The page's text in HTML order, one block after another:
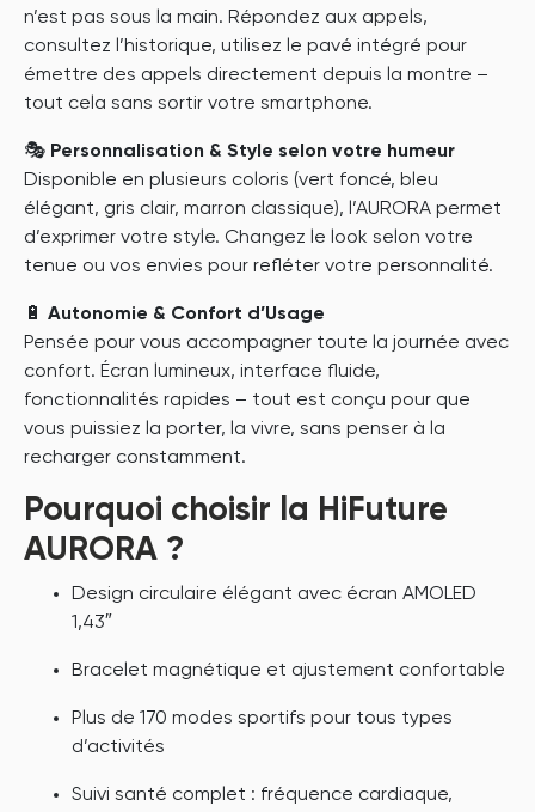
n’est pas sous la main. Répondez aux appels,
consultez l’historique, utilisez le pavé intégré pour
émettre des appels directement depuis la montre –
tout cela sans sortir votre smartphone.
🎭 Personnalisation & Style selon votre humeur
Disponible en plusieurs coloris (vert foncé, bleu
élégant, gris clair, marron classique), l’AURORA permet
d’exprimer votre style. Changez le look selon votre
tenue ou vos envies pour refléter votre personnalité.
🔋 Autonomie & Confort d’Usage
Pensée pour vous accompagner toute la journée avec
confort. Écran lumineux, interface fluide,
fonctionnalités rapides – tout est conçu pour que
vous puissiez la porter, la vivre, sans penser à la
recharger constamment.
Pourquoi choisir la HiFuture
AURORA ?
Design circulaire élégant avec écran AMOLED
1,43″
Bracelet magnétique et ajustement confortable
Plus de 170 modes sportifs pour tous types
d’activités
Suivi santé complet : fréquence cardiaque,